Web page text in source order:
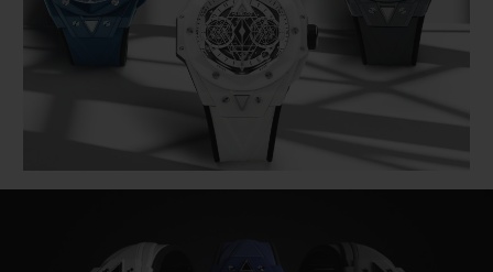
BIG BANG
SUMMER MULTI-
BIG BANG
PEACH CERAMIC
SPIRIT OF BIG
ESSENTIAL
HUBLOTISTA ET EXTENSION DE GARANTIE